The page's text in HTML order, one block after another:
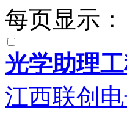
每页显示：
光学助理
江西联创